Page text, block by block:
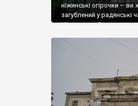
ніжинські огірочки – ви
загублений у радянські
Ніжин греки?